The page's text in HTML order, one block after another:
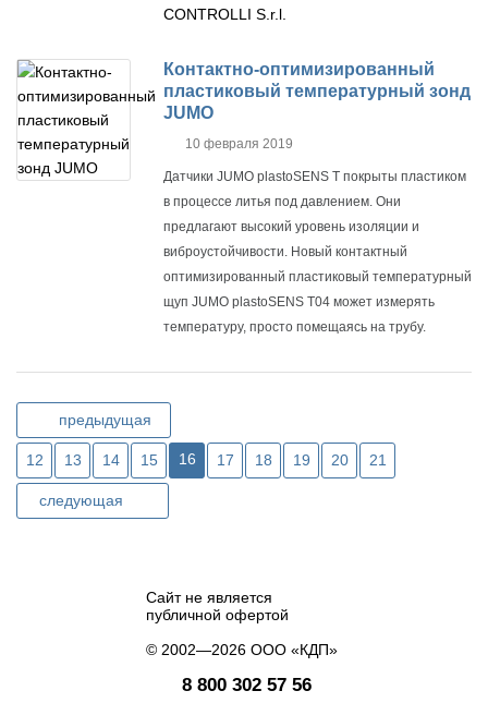
CONTROLLI S.r.l.
Контактно-оптимизированный
пластиковый температурный зонд
JUMO
10 февраля 2019
Датчики JUMO plastoSENS T покрыты пластиком
в процессе литья под давлением. Они
предлагают высокий уровень изоляции и
виброустойчивости. Новый контактный
оптимизированный пластиковый температурный
щуп JUMO plastoSENS T04 может измерять
температуру, просто помещаясь на трубу.
предыдущая
12 13 14 15 16 17 18 19 20 21
следующая
Сайт не является
публичной офертой
© 2002—2026 ООО «КДП»
8 800 302 57 56